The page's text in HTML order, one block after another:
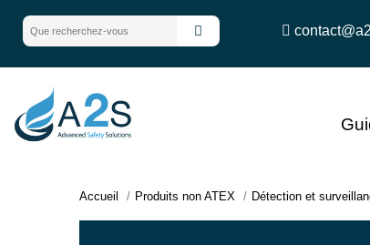
Accueil Produits non ATEX Détection et